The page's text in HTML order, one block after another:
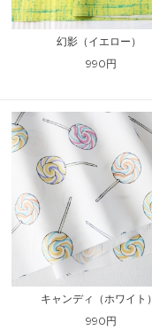
幻影（イエロー）
990円
キャンディ（ホワイト）
990円